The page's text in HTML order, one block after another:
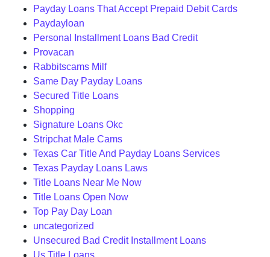
Payday Loans That Accept Prepaid Debit Cards
Paydayloan
Personal Installment Loans Bad Credit
Provacan
Rabbitscams Milf
Same Day Payday Loans
Secured Title Loans
Shopping
Signature Loans Okc
Stripchat Male Cams
Texas Car Title And Payday Loans Services
Texas Payday Loans Laws
Title Loans Near Me Now
Title Loans Open Now
Top Pay Day Loan
uncategorized
Unsecured Bad Credit Installment Loans
Us Title Loans